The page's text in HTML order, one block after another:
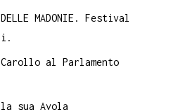
DELLE MADONIE. Festival
al Parlamento
sua Avola